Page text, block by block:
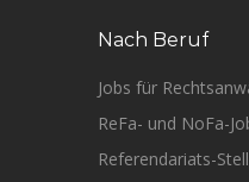
Nach Beruf
Jobs für
ReFa- und NoFa-
Referendariats-